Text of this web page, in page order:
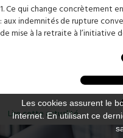
1. Ce qui change concrètement
: aux indemnités de rupture
de mise à la retraite à l’initiative
Lire cette actualité
Les cookies assurent le
Internet. En utilisant ce